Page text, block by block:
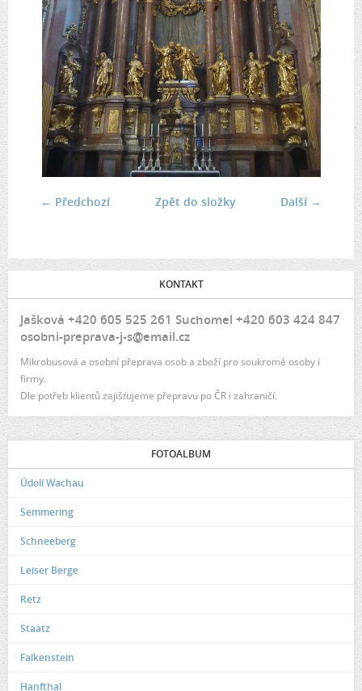
← Předchozí Další →
Zpět do složky
KONTAKT
Jašková +420 605 525 261 Suchomel +420 603 424 847
osobni-preprava-j-s@email.cz
Mikrobusová a osobní přeprava osob a zboží pro soukromé osoby i
firmy.
Dle potřeb klientů zajišťujeme přepravu po ČR i zahraničí.
FOTOALBUM
Údolí Wachau
Semmering
Schneeberg
Leiser Berge
Retz
Staatz
Falkenstein
Hanfthal